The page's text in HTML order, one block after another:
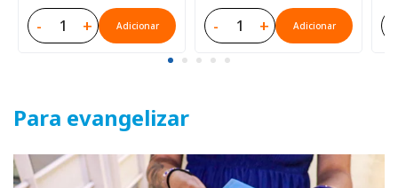
- + Adicionar - + Adicionar
Para evangelizar